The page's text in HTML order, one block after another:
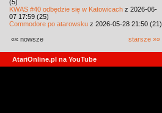
(5)
KWAS #40 odbędzie się w Katowicach z 2026-06-
07 17:59 (25)
Commodore po atarowsku z 2026-05-28 21:50 (21)
«« nowsze starsze »»
AtariOnline.pl na YouTube